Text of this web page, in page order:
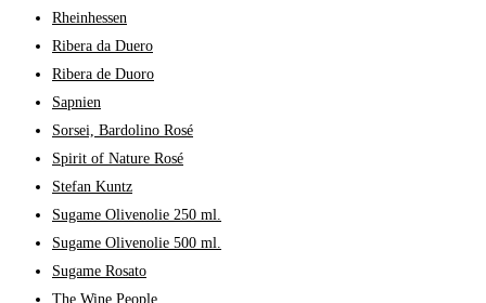
Rheinhessen
Ribera da Duero
Ribera de Duoro
Sapnien
Sorsei, Bardolino Rosé
Spirit of Nature Rosé
Stefan Kuntz
Sugame Olivenolie 250 ml.
Sugame Olivenolie 500 ml.
Sugame Rosato
The Wine People